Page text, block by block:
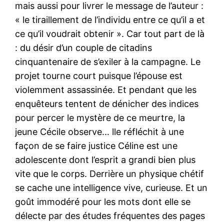
mais aussi pour livrer le message de l’auteur :
« le tiraillement de l’individu entre ce qu’il a et
ce qu’il voudrait obtenir ». Car tout part de là
: du désir d’un couple de citadins
cinquantenaire de s’exiler à la campagne. Le
projet tourne court puisque l’épouse est
violemment assassinée. Et pendant que les
enquêteurs tentent de dénicher des indices
pour percer le mystère de ce meurtre, la
jeune Cécile observe… lle réfléchit à une
façon de se faire justice Céline est une
adolescente dont l’esprit a grandi bien plus
vite que le corps. Derrière un physique chétif
se cache une intelligence vive, curieuse. Et un
goût immodéré pour les mots dont elle se
délecte par des études fréquentes des pages